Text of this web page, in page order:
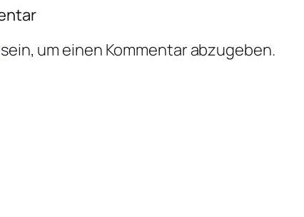
sein, um einen Kommentar abzugeben.